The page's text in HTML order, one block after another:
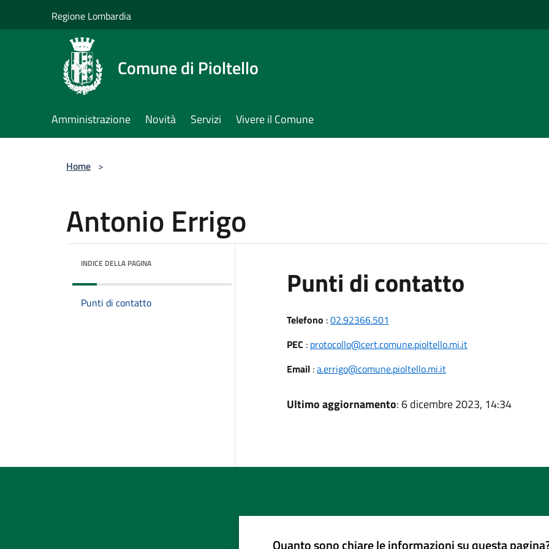
Regione Lombardia
Comune di Pioltello
Amministrazione Novità Servizi Vivere il Comune
Home >
Antonio Errigo
INDICE DELLA PAGINA
Punti di contatto
Punti di contatto
Telefono :02.92366.501
PEC : protocollo@cert.comune.pioltello.mi.it
Email:a.errigo@comune.pioltello.mi.it
Ultimo aggiornamento: 6 dicembre 2023, 14:34
Quanto sono chiare le informazioni su questa